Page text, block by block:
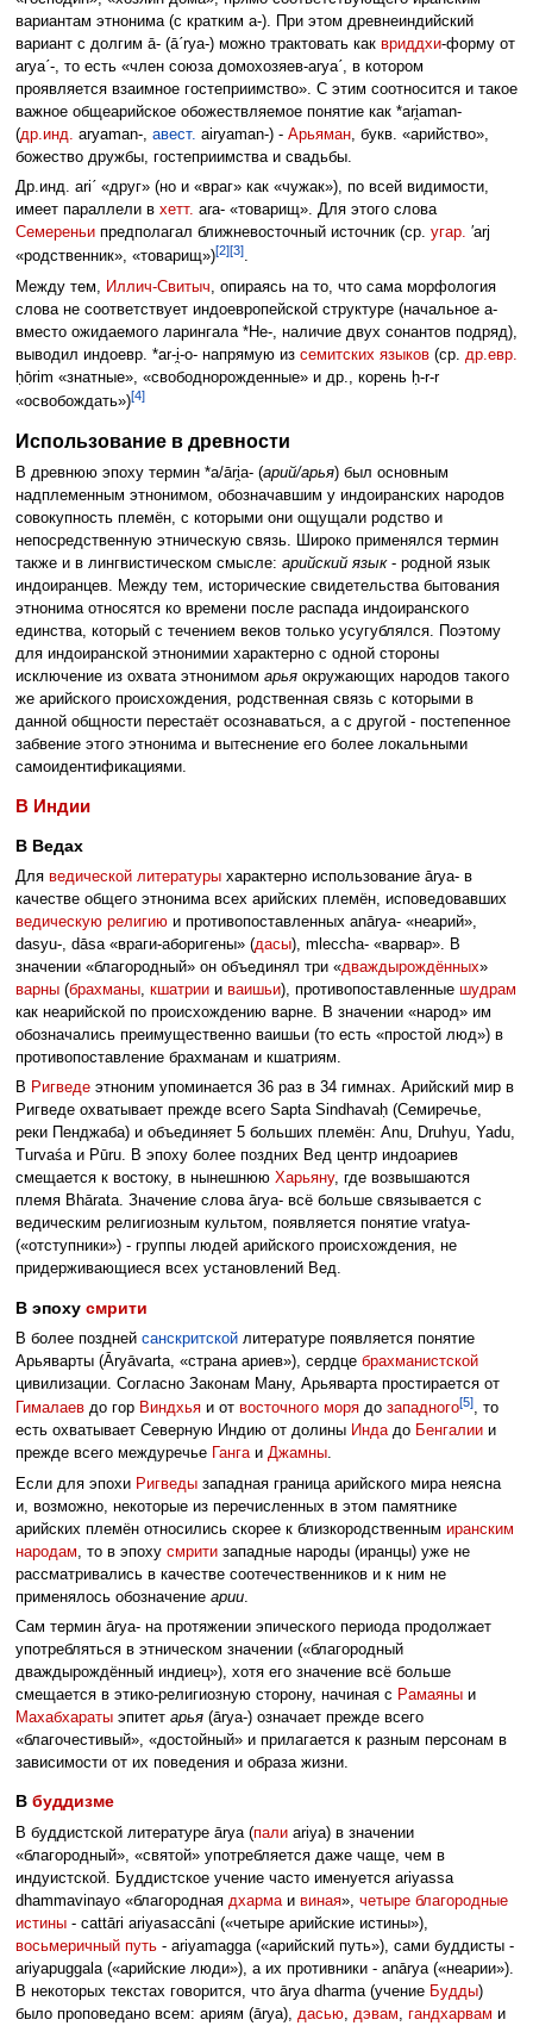
вариантам этнонима (с кратким а-). При этом древнеиндийский
вариант с долгим ā- (āˊrya-) можно трактовать как вриддхи-форму от
aryaˊ-, то есть «член союза домохозяев-aryaˊ, в котором
проявляется взаимное гостеприимство». С этим соотносится и такое
важное общеарийское обожествляемое понятие как *ari̯aman-
(др.инд. aryaman-, авест. airyaman-) - Арьяман, букв. «арийство»,
божество дружбы, гостеприимства и свадьбы.
Др.инд. ariˊ «друг» (но и «враг» как «чужак»), по всей видимости,
имеет параллели в хетт. ara- «товарищ». Для этого слова
Семереньипредполагал ближневосточный источник (ср. угар. ′arj
«родственник», «товарищ»)[2][3].
Между тем,
Иллич-Свитыч , опираясь на то, что сама морфология
слова не соответствует индоевропейской структуре (начальное a-
вместо ожидаемого ларингала *He-, наличие двух сонантов подряд),
выводил индоевр. *ar-i̯-o- напрямую из семитских языков(ср. др.евр.
ḥōrim «знатные», «свободнорожденные» и др., корень ḥ-r-r
«освобождать»)[4]
Использование в древности
В древнюю эпоху термин *a/āri̯a- (арий/арья) был основным
надплеменным этнонимом, обозначавшим у индоиранских народов
совокупность племён, с которыми они ощущали родство и
непосредственную этническую связь. Широко применялся термин
также и в лингвистическом смысле: арийский язык- родной язык
индоиранцев. Между тем, исторические свидетельства бытования
этнонима относятся ко времени после распада индоиранского
единства, который с течением веков только усугублялся. Поэтому
для индоиранской этнонимии характерно с одной стороны
исключение из охвата этнонимом арьяокружающих народов такого
же арийского происхождения, родственная связь с которыми в
данной общности перестаёт осознаваться, а с другой - постепенное
забвение этого этнонима и вытеснение его более локальными
самоидентификациями.
В Индии
В Ведах
Для ведической литературыхарактерно использование ārya- в
качестве общего этнонима всех арийских племён, исповедовавших
ведическую религиюи противопоставленных anārya- «неарий»,
dasyu-, dāsa «враги-аборигены» (дасы), mleccha- «варвар». В
значении «благородный» он объединял три «дваждырождённых»
варны(брахманы, кшатриии ваишьи), противопоставленные шудрам
как неарийской по происхождению варне. В значении «народ» им
обозначались преимущественно ваишьи (то есть «простой люд») в
противопоставление брахманам и кшатриям.
В Ригведеэтноним упоминается 36 раз в 34 гимнах. Арийский мир в
Ригведе охватывает прежде всего Sapta Sindhavaḥ (Семиречье,
реки Пенджаба) и объединяет 5 больших племён: Anu, Druhyu, Yadu,
Turvaśa и Pūru. В эпоху более поздних Вед центр индоариев
смещается к востоку, в нынешнюю Харьяну, где возвышаются
племя Bhārata. Значение слова ārya- всё больше связывается с
ведическим религиозным культом, появляется понятие vratya-
(«отступники») - группы людей арийского происхождения, не
придерживающиеся всех установлений Вед.
В эпоху смрити
В более поздней санскритскойлитературе появляется понятие
Арьяварты (Āryāvarta, «страна ариев»), сердце брахманистской
цивилизации. Согласно Законам Ману, Арьяварта простирается от
Гималаевдо гор Виндхьяи от восточного морядо западного[5], то
есть охватывает Северную Индию от долины Индадо Бенгалиии
прежде всего междуречье
Гангаи Джамны.
Если для эпохи Ригведызападная граница арийского мира неясна
и, возможно, некоторые из перечисленных в этом памятнике
арийских племён относились скорее к близкородственным иранским
народам , то в эпоху смритизападные народы (иранцы) уже не
рассматривались в качестве соотечественников и к ним не
применялось обозначение арии.
Сам термин ārya- на протяжении эпического периода продолжает
употребляться в этническом значении («благородный
дваждырождённый индиец»), хотя его значение всё больше
смещается в этико-религиозную сторону, начиная с Рамаяныи
Махабхаратыэпитет арья(ārya-) означает прежде всего
«благочестивый», «достойный» и прилагается к разным персонам в
зависимости от их поведения и образа жизни.
В буддизме
В буддистской литературе ārya (палиariya) в значении
«благородный», «святой» употребляется даже чаще, чем в
индуистской. Буддистское учение часто именуется ariyassa
dhammavinayo «благородная дхармаи виная», четыре благородные
истины- cattāri ariyasaccāni («четыре арийские истины»),
восьмеричный путь- ariyamagga («арийский путь»), сами буддисты -
ariyapuggala («арийские люди»), а их противники - anārya («неарии»).
В некоторых текстах говорится, что ārya dharma (учение Будды)
было проповедано всем: ариям (ārya), дасью, дэвам гандхарвам и